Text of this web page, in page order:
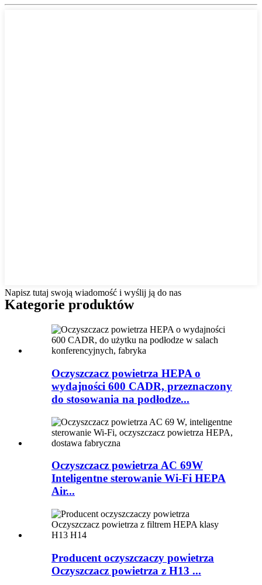
Napisz tutaj swoją wiadomość i wyślij ją do nas
Kategorie produktów
Oczyszczacz powietrza HEPA o
wydajności 600 CADR, przeznaczony
do stosowania na podłodze...
Oczyszczacz powietrza AC 69W
Inteligentne sterowanie Wi-Fi HEPA
Air...
Producent oczyszczaczy powietrza
Oczyszczacz powietrza z H13 ...